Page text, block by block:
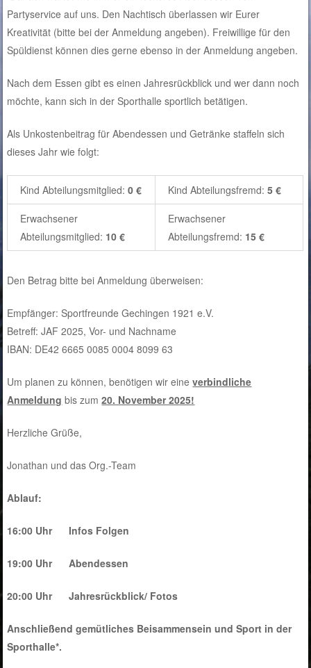
Partyservice auf uns. Den Nachtisch überlassen wir Eurer
Kreativität (bitte bei der Anmeldung angeben). Freiwillige für den
Spüldienst können dies gerne ebenso in der Anmeldung angeben.
Nach dem Essen gibt es einen Jahresrückblick und wer dann noch
möchte, kann sich in der Sporthalle sportlich betätigen.
Als Unkostenbeitrag für Abendessen und Getränke staffeln sich
dieses Jahr wie folgt:
Kind Abteilungsmitglied: 0 € Kind Abteilungsfremd: 5 €
Erwachsener
Abteilungsmitglied: 10 €
Erwachsener
Abteilungsfremd: 15 €
Den Betrag bitte bei Anmeldung überweisen:
Empfänger: Sportfreunde Gechingen 1921 e.V.
Betreff: JAF 2025, Vor- und Nachname
IBAN: DE42 6665 0085 0004 8099 63
Um planen zu können, benötigen wir eineverbindliche
Anmeldung bis zum20. November 2025!
Herzliche Grüße,
Jonathan und das Org.-Team
Ablauf:
16:00 Uhr Infos Folgen
19:00 Uhr Abendessen
20:00 Uhr Jahresrückblick/ Fotos
Anschließend gemütliches Beisammensein und Sport in der
Sporthalle*.